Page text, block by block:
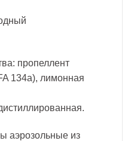
пропеллент
134a), лимонная
аэрозольные из